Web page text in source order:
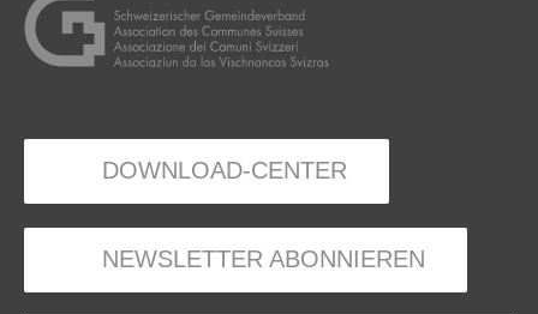
DOWNLOAD-CENTER
NEWSLETTER ABONNIEREN